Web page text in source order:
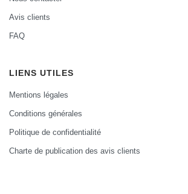
Avis clients
FAQ
LIENS UTILES
Mentions légales
Conditions générales
Politique de confidentialité
Charte de publication des avis clients